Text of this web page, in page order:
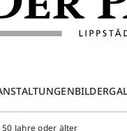
Jahre oder älter